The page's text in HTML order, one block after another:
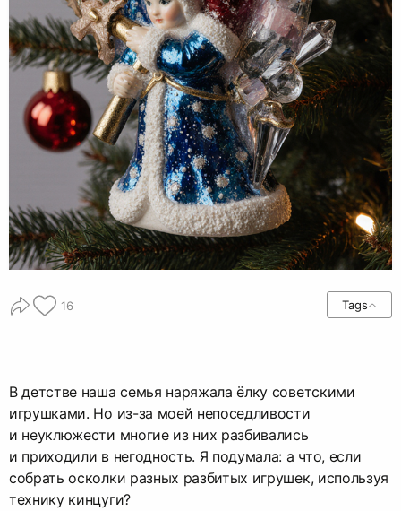
16 Tags
В детстве наша семья наряжала ёлку советскими
игрушками. Но из-за моей непоседливости
и неуклюжести многие из них разбивались
и приходили в негодность. Я подумала: а что, если
собрать осколки разных разбитых игрушек, используя
технику кинцуги?